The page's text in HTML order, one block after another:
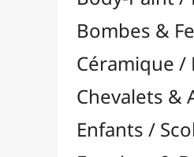
Feutres & Stylos
Librairie / Livres
Loisirs Créatifs
Médiums, Vernis & Colles
Modelage / Sculpture
Peintures / Couleurs